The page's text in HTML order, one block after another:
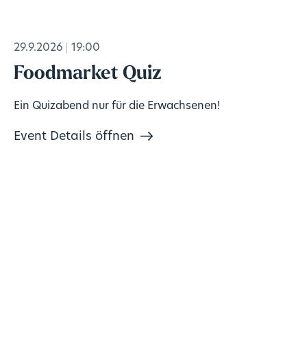
29.9.2026 19:00
Foodmarket Quiz
Ein Quizabend nur für die Erwachsenen!
Event Details öffnen